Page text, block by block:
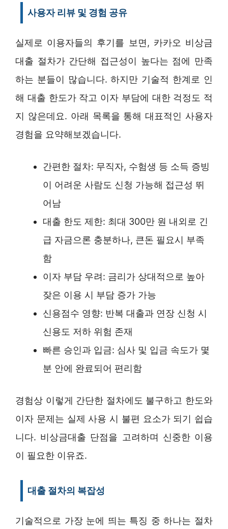
사용자 리뷰 및 경험 공유
실제로 이용자들의 후기를 보면, 카카오 비상금
대출 절차가 간단해 접근성이 높다는 점에 만족
하는 분들이 많습니다. 하지만 기술적 한계로 인
해 대출 한도가 작고 이자 부담에 대한 걱정도 적
지 않은데요. 아래 목록을 통해 대표적인 사용자
경험을 요약해보겠습니다.
간편한 절차: 무직자, 수험생 등 소득 증빙
이 어려운 사람도 신청 가능해 접근성 뛰
어남
대출 한도 제한: 최대 300만 원 내외로 긴
급 자금으론 충분하나, 큰돈 필요시 부족
함
이자 부담 우려: 금리가 상대적으로 높아
잦은 이용 시 부담 증가 가능
신용점수 영향: 반복 대출과 연장 신청 시
신용도 저하 위험 존재
빠른 승인과 입금: 심사 및 입금 속도가 몇
분 안에 완료되어 편리함
경험상 이렇게 간단한 절차에도 불구하고 한도와
이자 문제는 실제 사용 시 불편 요소가 되기 쉽습
니다. 비상금대출 단점을 고려하며 신중한 이용
이 필요한 이유죠.
대출 절차의 복잡성
기술적으로 가장 눈에 띄는 특징 중 하나는 절차